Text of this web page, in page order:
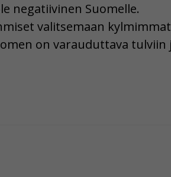
negatiivinen Suomelle.
valitsemaan kylmimmat
on varauduttava tulviin